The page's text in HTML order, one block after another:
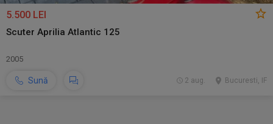
5.500 LEI
Scuter Aprilia Atlantic 125
2005
Sună Bucuresti, IF
2 aug.